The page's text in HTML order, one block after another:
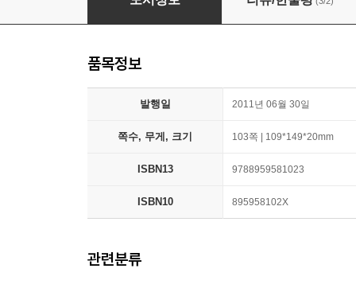
품목정보
발행일 2011년 06월 30일
쪽수, 무게, 크기 103쪽 | 109*149*20mm
ISBN13 9788959581023
ISBN10 895958102X
관련분류